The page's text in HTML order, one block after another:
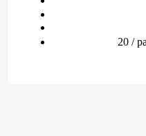
20 /